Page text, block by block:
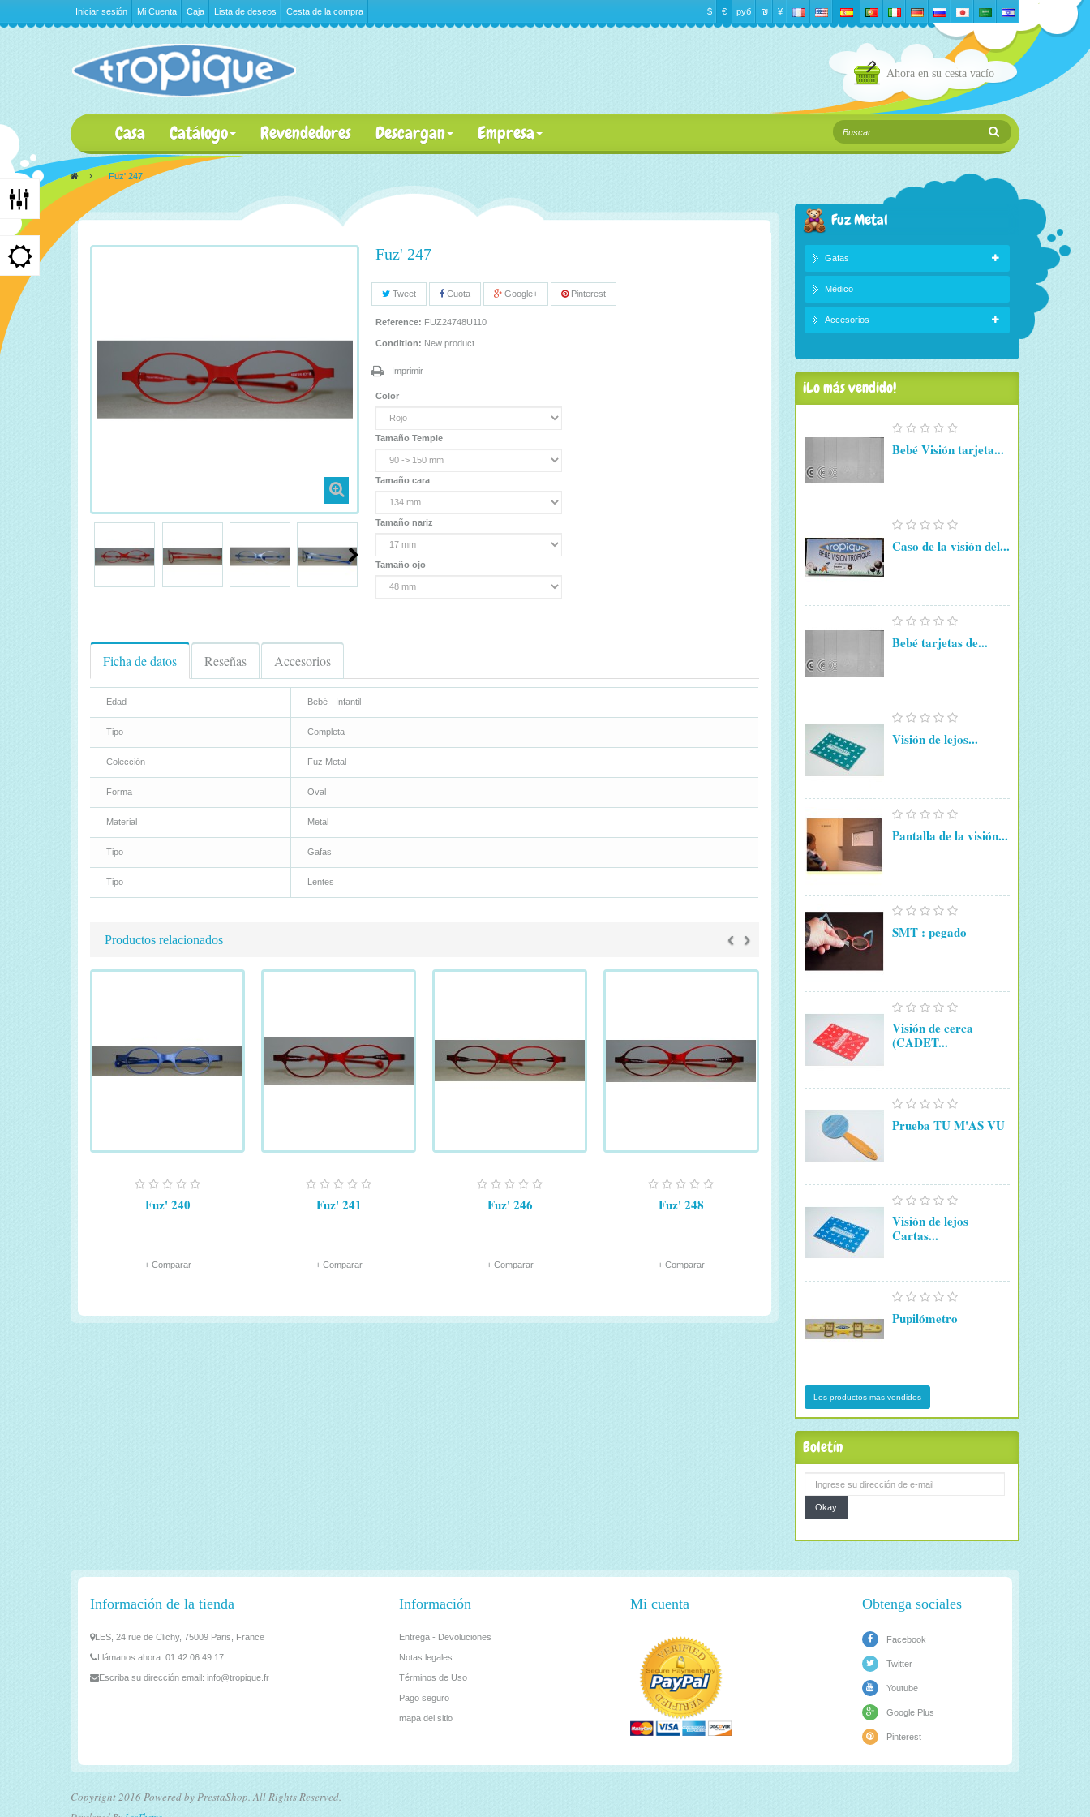
$ € руб ₪‎ ¥
Iniciar sesión Mi Cuenta Caja Lista de deseos Cesta de la compra
Ahora en su cesta vacío
Casa Catálogo Revendedores Descargan Empresa
> Fuz' 247
Fuz' 247
Tweet Cuota Google+ Pinterest
Reference: FUZ24748U110
Condition: New product
Imprimir
Color
Tamaño Temple
Tamaño cara
Tamaño nariz
Tamaño ojo
Ficha de datos Reseñas Accesorios
Edad Bebé - Infantil
Tipo Completa
Colección Fuz Metal
Forma Oval
Material Metal
Tipo Gafas
Tipo Lentes
Productos relacionados ‹ ›
Fuz' 240
+ Comparar
Fuz' 241
+ Comparar
Fuz' 246
+ Comparar
Fuz' 248
+ Comparar
Fuz Metal
Gafas
Médico
Accesorios
¡Lo más vendido!
Bebé Visión tarjeta...
Caso de la visión del...
Bebé tarjetas de...
Visión de lejos...
Pantalla de la visión...
SMT : pegado
Visión de cerca
(CADET...
Prueba TU M'AS VU
Visión de lejos
Cartas...
Pupilómetro
Los productos más vendidos
Boletín
Okay
Información de la tienda
LES, 24 rue de Clichy, 75009 Paris, France
Llámanos ahora: 01 42 06 49 17
Escriba su dirección email: info@tropique.fr
Información
Entrega - Devoluciones
Notas legales
Términos de Uso
Pago seguro
mapa del sitio
Mi cuenta Obtenga sociales
Facebook
Twitter
Youtube
Google Plus
Pinterest
Copyright 2016 Powered by PrestaShop. All Rights Reserved.